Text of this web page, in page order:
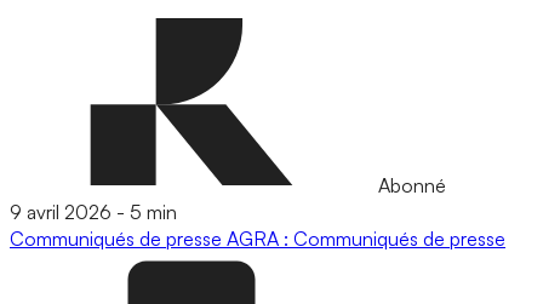
Abonné
9 avril 2026 - 5 min
Communiqués de presse AGRA : Communiqués de presse